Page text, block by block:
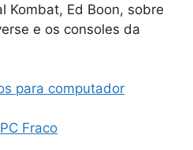
Kombat, Ed Boon, sobre
e os consoles da
para computador
Fraco